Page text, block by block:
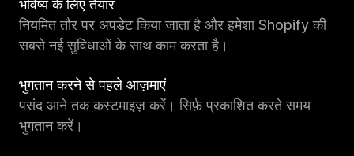
भविष्य के लिए तैयार
नियमित तौर पर अपडेट किया जाता है और हमेशा Shopify की
सबसे नई सुविधाओं के साथ काम करता है।
भुगतान करने से पहले आज़माएं
पसंद आने तक कस्टमाइज़ करें। सिर्फ़ प्रकाशित करते समय
भुगतान करें।